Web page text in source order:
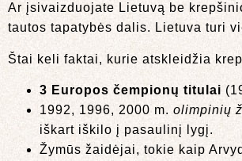
Ar įsivaizduojate Lietuvą be
tautos tapatybės dalis. Lietuva turi
Štai keli faktai, kurie atskleidžia
3 Europos čempionų titulai
1992, 1996, 2000 m. olimpinių
iškart iškilo į pasaulinį lygį.
Žymūs žaidėjai, tokie kaip